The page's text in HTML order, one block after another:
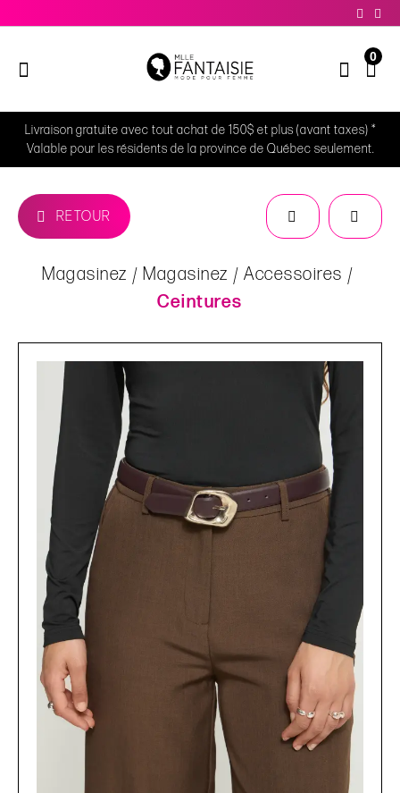
0
Livraison gratuite avec tout achat de 150$ et plus (avant taxes) *
Valable pour les résidents de la province de Québec seulement.
RETOUR
Magasinez Magasinez
Accessoires
Ceintures